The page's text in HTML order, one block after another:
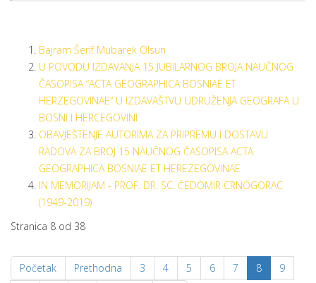
Bajram Šerif Mubarek Olsun
U POVODU IZDAVANJA 15 JUBILARNOG BROJA NAUČNOG
ČASOPISA “ACTA GEOGRAPHICA BOSNIAE ET
HERZEGOVINAE” U IZDAVAŠTVU UDRUŽENJA GEOGRAFA U
BOSNI I HERCEGOVINI
OBAVJEŠTENJE AUTORIMA ZA PRIPREMU I DOSTAVU
RADOVA ZA BROJ 15 NAUČNOG ČASOPISA ACTA
GEOGRAPHICA BOSNIAE ET HEREZEGOVINAE
IN MEMORIJAM - PROF. DR. SC. ČEDOMIR CRNOGORAC
(1949-2019)
Stranica 8 od 38
Početak Prethodna 3 4 5 6 7 8 9